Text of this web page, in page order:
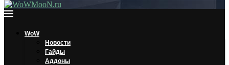
WoW
Новости
Гайды
Аддоны